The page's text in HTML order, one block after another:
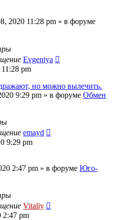
2020 11:28 pm » в форуме
Evgeniya
pm
но можно вылечить.
9:29 pm » в форуме Обмен
emayd
9:29 pm
2:47 pm » в форуме Юго-
Vitaliy
2:47 pm